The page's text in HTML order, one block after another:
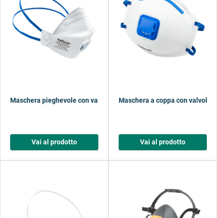
Maschera pieghevole con valvola FFP2
Vai al prodotto
Maschera a coppa con valvola
Vai al prodotto